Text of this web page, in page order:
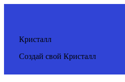
Кристалл
Создай свой Кристалл